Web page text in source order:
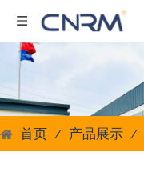
首页 / 产品展示 /